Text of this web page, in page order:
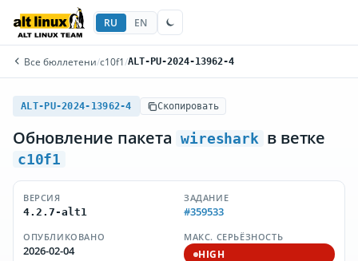
RU EN
Все бюллетени/c10f1 /ALT-PU-2024-13962-4
ALT-PU-2024-13962-4 Скопировать
Обновление пакета wireshark в ветке
c10f1
ВЕРСИЯ
4.2.7-alt1
ЗАДАНИЕ
#359533
ОПУБЛИКОВАНО
2026-02-04
МАКС. СЕРЬЁЗНОСТЬ
HIGH